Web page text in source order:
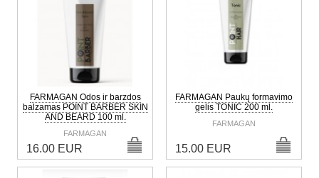
FARMAGAN Odos ir barzdos
balzamas POINT BARBER SKIN
AND BEARD 100 ml.
FARMAGAN
16.00 EUR
FARMAGAN Paukų formavimo
gelis TONIC 200 ml.
FARMAGAN
15.00 EUR